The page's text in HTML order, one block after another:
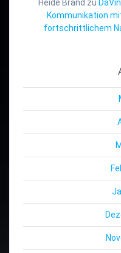
Heide Brand zu
Kommunikation
fortschrittlichem